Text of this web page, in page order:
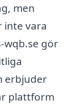
men
inte vara
wqb.se gör
erbjuder
plattform